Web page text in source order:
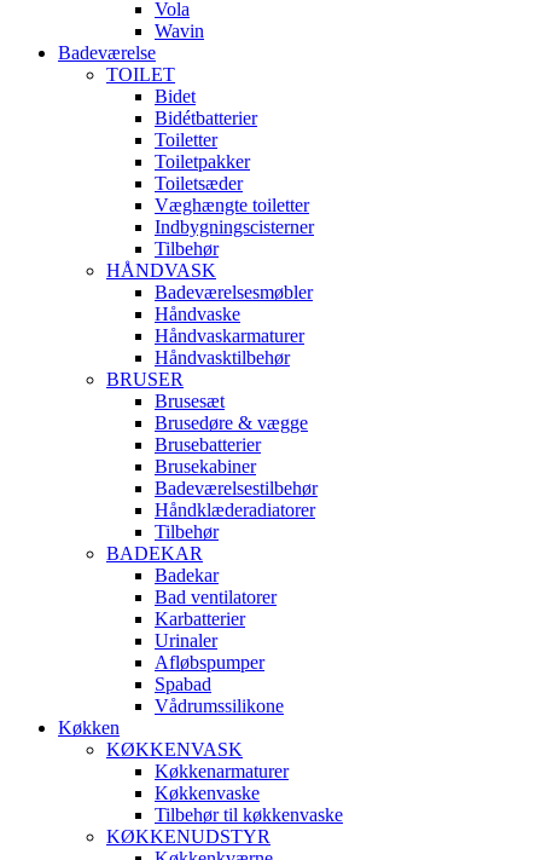
Vola
Wavin
Badeværelse
TOILET
Bidet
Bidétbatterier
Toiletter
Toiletpakker
Toiletsæder
Væghængte toiletter
Indbygningscisterner
Tilbehør
HÅNDVASK
Badeværelsesmøbler
Håndvaske
Håndvaskarmaturer
Håndvasktilbehør
BRUSER
Brusesæt
Brusedøre & vægge
Brusebatterier
Brusekabiner
Badeværelsestilbehør
Håndklæderadiatorer
Tilbehør
BADEKAR
Badekar
Bad ventilatorer
Karbatterier
Urinaler
Afløbspumper
Spabad
Vådrumssilikone
Køkken
KØKKENVASK
Køkkenarmaturer
Køkkenvaske
Tilbehør til køkkenvaske
KØKKENUDSTYR